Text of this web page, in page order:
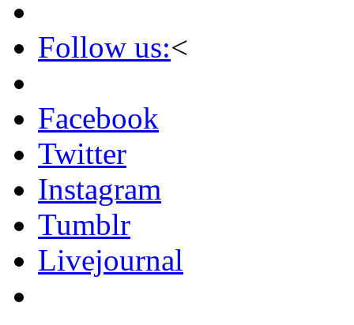
Follow us:<
Facebook
Twitter
Instagram
Tumblr
Livejournal